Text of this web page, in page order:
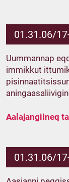
01.31.06/
Uummannap
immikkut
Aalajangiineq
01.31.06/